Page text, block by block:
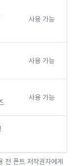
사용 가능
사용 가능
사용 가능
전 폰트 저작권자에게